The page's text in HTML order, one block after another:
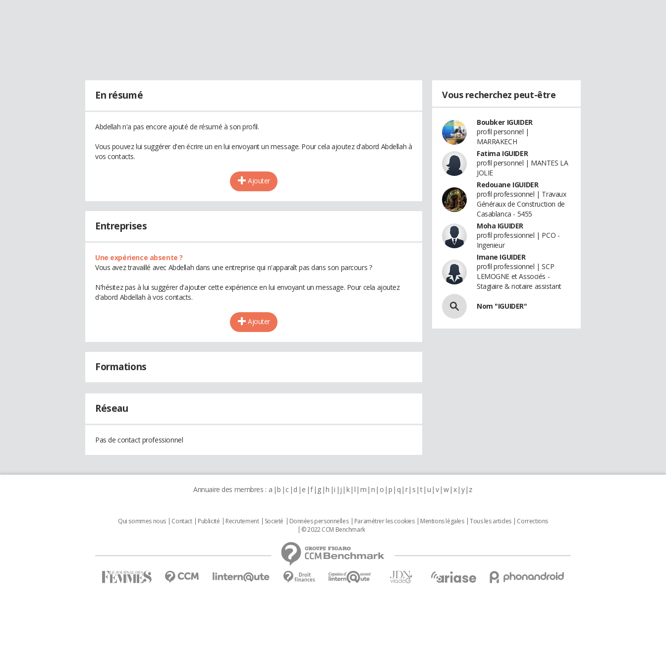
En résumé
Abdellah n'a pas encore ajouté de résumé à son profil.
Vous pouvez lui suggérer d'en écrire un en lui envoyant un message. Pour cela ajoutez d'abord Abdellah à
vos contacts.
Ajouter
Entreprises
Une expérience absente ?
Vous avez travaillé avec Abdellah dans une entreprise qui n'apparaît pas dans son parcours ?
N'hésitez pas à lui suggérer d'ajouter cette expérience en lui envoyant un message. Pour cela ajoutez
d'abord Abdellah à vos contacts.
Ajouter
Formations
Réseau
Pas de contact professionnel
Vous recherchez peut-être
Boubker IGUIDER
profil personnel |
MARRAKECH
Fatima IGUIDER
profil personnel | MANTES LA
JOLIE
Redouane IGUIDER
profil professionnel | Travaux
Généraux de Construction de
Casablanca - 5455
Moha IGUIDER
profil professionnel | PCO -
Ingenieur
Imane IGUIDER
profil professionnel | SCP
LEMOGNE et Associés -
Stagiaire & notaire assistant
Nom "IGUIDER"
Annuaire des membres : a b c d e f g h i j k l m n o p q r s t u v w x y z
Qui sommes nous Contact Publicité Recrutement Societé Données personnelles Paramétrer les cookies Mentions légales Tous les articles
Corrections
© 2022 CCM Benchmark